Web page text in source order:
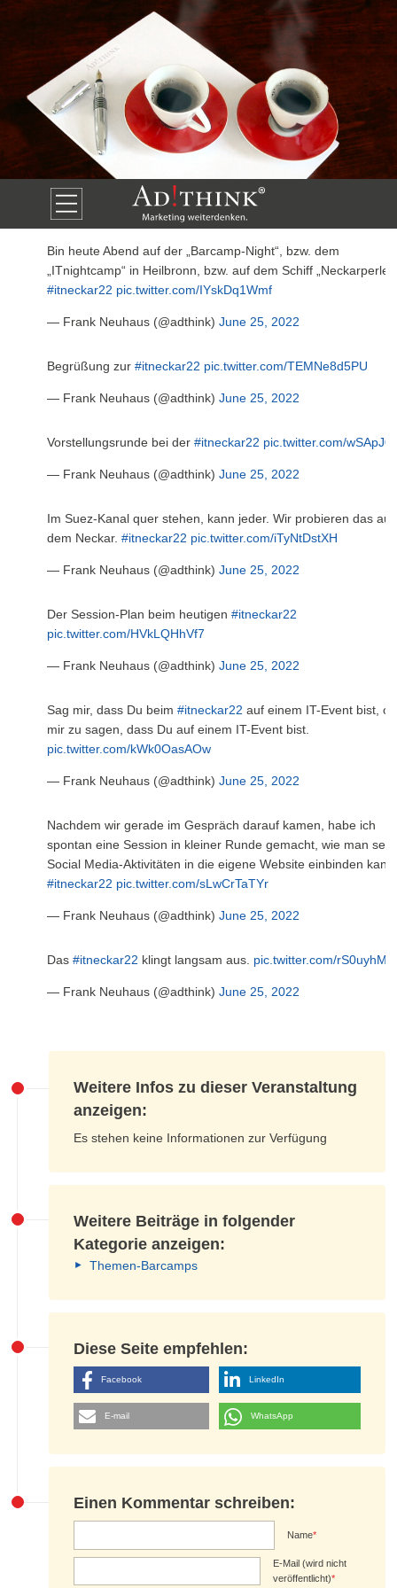
Bin heute Abend auf der „Barcamp-Night“, bzw. dem
„ITnightcamp“ in Heilbronn, bzw. auf dem Schiff „Neckarperle“.
#itneckar22 pic.twitter.com/IYskDq1Wmf
— Frank Neuhaus (@adthink)June 25, 2022
Begrüßung zur#itneckar22 pic.twitter.com/TEMNe8d5PU
— Frank Neuhaus (@adthink)June 25, 2022
Vorstellungsrunde bei der#itneckar22 pic.twitter.com/
— Frank Neuhaus (@adthink)June 25, 2022
Im Suez-Kanal quer stehen, kann jeder. Wir probieren das auf
dem Neckar.#itneckar22 pic.twitter.com/iTyNtDstXH
— Frank Neuhaus (@adthink)June 25, 2022
Der Session-Plan beim heutigen#itneckar22
pic.twitter.com/HVkLQHhVf7
— Frank Neuhaus (@adthink)June 25, 2022
Sag mir, dass Du beim#itneckar22 auf einem IT-Event bist,
mir zu sagen, dass Du auf einem IT-Event bist.
pic.twitter.com/kWk0OasAOw
— Frank Neuhaus (@adthink)June 25, 2022
Nachdem wir gerade im Gespräch darauf kamen, habe ich
spontan eine Session in kleiner Runde gemacht, wie man
Social Media-Aktivitäten in die eigene Website einbinden
#itneckar22 pic.twitter.com/sLwCrTaTYr
— Frank Neuhaus (@adthink)June 25, 2022
Das#itneckar22 klingt langsam aus. pic.twitter.com/
— Frank Neuhaus (@adthink)June 25, 2022
Weitere Infos zu dieser Veranstaltung
anzeigen:
Es stehen keine Informationen zur Verfügung
Weitere Beiträge in folgender
Kategorie anzeigen:
Themen-Barcamps
Diese Seite empfehlen:
Facebook LinkedIn
E-mail WhatsApp
Einen Kommentar schreiben:
Name*
E-Mail (wird nicht
veröffentlicht)*